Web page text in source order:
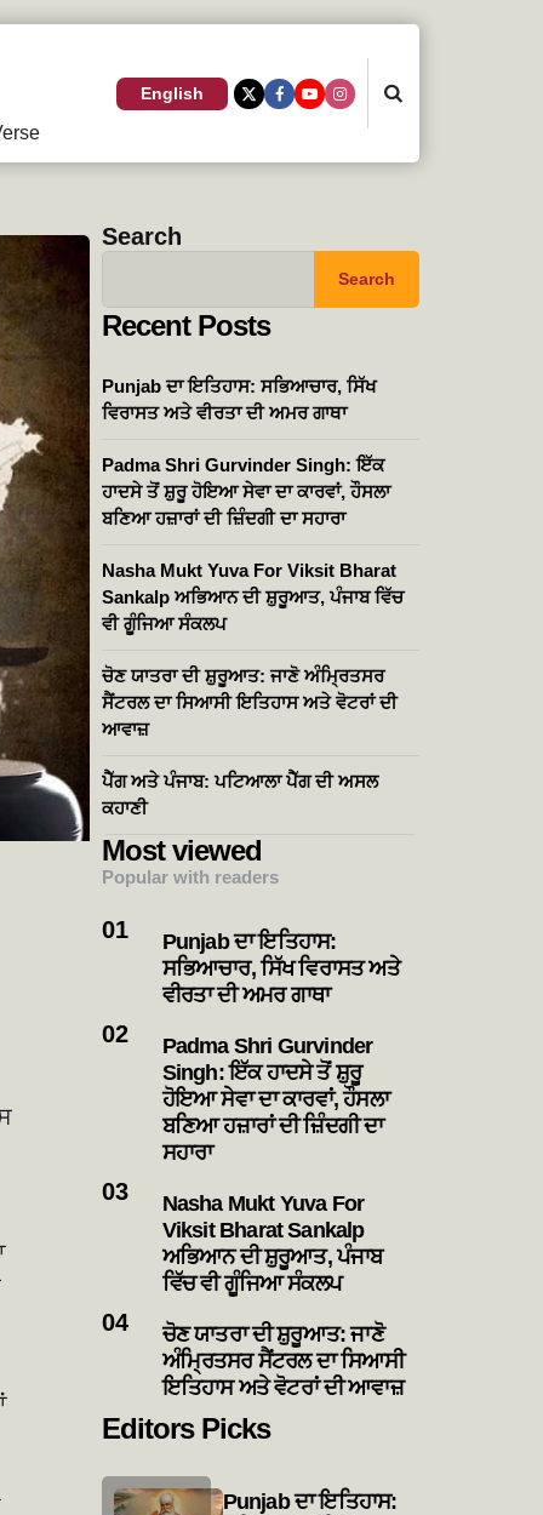
English
Search
Search
Recent Posts
Punjab ਦਾ ਇਤਿਹਾਸ: ਸਭਿਆਚਾਰ, ਸਿੱਖ
ਵਿਰਾਸਤ ਅਤੇ ਵੀਰਤਾ ਦੀ ਅਮਰ ਗਾਥਾ
Padma Shri Gurvinder Singh: ਇੱਕ
ਹਾਦਸੇ ਤੋਂ ਸ਼ੁਰੂ ਹੋਇਆ ਸੇਵਾ ਦਾ ਕਾਰਵਾਂ, ਹੌਸਲਾ
ਬਣਿਆ ਹਜ਼ਾਰਾਂ ਦੀ ਜ਼ਿੰਦਗੀ ਦਾ ਸਹਾਰਾ
Nasha Mukt Yuva For Viksit Bharat
Sankalp ਅਭਿਆਨ ਦੀ ਸ਼ੁਰੂਆਤ, ਪੰਜਾਬ ਵਿੱਚ
ਵੀ ਗੂੰਜਿਆ ਸੰਕਲਪ
ਚੋਣ ਯਾਤਰਾ ਦੀ ਸ਼ੁਰੂਆਤ: ਜਾਣੋ ਅੰਮ੍ਰਿਤਸਰ
ਸੈਂਟਰਲ ਦਾ ਸਿਆਸੀ ਇਤਿਹਾਸ ਅਤੇ ਵੋਟਰਾਂ ਦੀ
ਆਵਾਜ਼
ਪੈੱਗ ਅਤੇ ਪੰਜਾਬ: ਪਟਿਆਲਾ ਪੈੱਗ ਦੀ ਅਸਲ
ਕਹਾਣੀ
Most viewed
Popular with readers
Punjab ਦਾ ਇਤਿਹਾਸ:
ਸਭਿਆਚਾਰ, ਸਿੱਖ ਵਿਰਾਸਤ ਅਤੇ
ਵੀਰਤਾ ਦੀ ਅਮਰ ਗਾਥਾ
Padma Shri Gurvinder
Singh: ਇੱਕ ਹਾਦਸੇ ਤੋਂ ਸ਼ੁਰੂ
ਹੋਇਆ ਸੇਵਾ ਦਾ ਕਾਰਵਾਂ, ਹੌਸਲਾ
ਬਣਿਆ ਹਜ਼ਾਰਾਂ ਦੀ ਜ਼ਿੰਦਗੀ ਦਾ
ਸਹਾਰਾ
Nasha Mukt Yuva For
Viksit Bharat Sankalp
ਅਭਿਆਨ ਦੀ ਸ਼ੁਰੂਆਤ, ਪੰਜਾਬ
ਵਿੱਚ ਵੀ ਗੂੰਜਿਆ ਸੰਕਲਪ
ਚੋਣ ਯਾਤਰਾ ਦੀ ਸ਼ੁਰੂਆਤ: ਜਾਣੋ
ਅੰਮ੍ਰਿਤਸਰ ਸੈਂਟਰਲ ਦਾ ਸਿਆਸੀ
ਇਤਿਹਾਸ ਅਤੇ ਵੋਟਰਾਂ ਦੀ ਆਵਾਜ਼
Editors Picks
Punjab ਦਾ ਇਤਿਹਾਸ: